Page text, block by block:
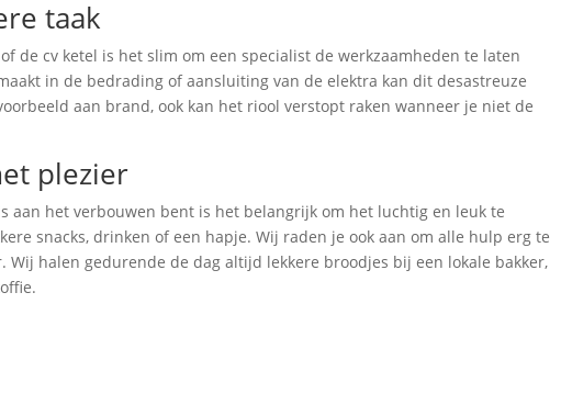
taak
de cv ketel is het slim om een specialist de werkzaamheden te laten
in de bedrading of aansluiting van de elektra kan dit desastreuze
aan brand, ook kan het riool verstopt raken wanneer je niet de
plezier
aan het verbouwen bent is het belangrijk om het luchtig en leuk te
snacks, drinken of een hapje. Wij raden je ook aan om alle hulp erg te
halen gedurende de dag altijd lekkere broodjes bij een lokale bakker,